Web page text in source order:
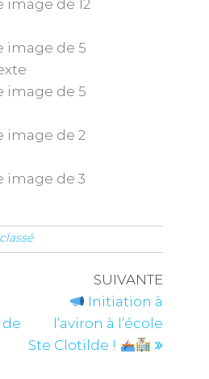
SUIVANTE
Initiation à
l’aviron à l’école
Ste Clotilde !